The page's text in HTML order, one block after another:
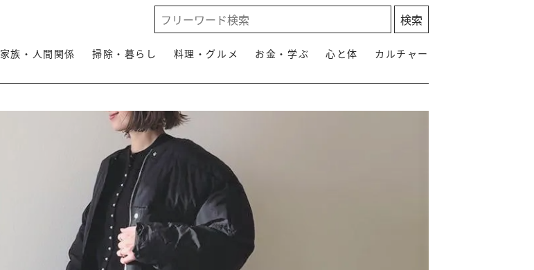
家族・人間関係 掃除・暮らし 料理・グルメ お金・学ぶ 心と体 カルチャー